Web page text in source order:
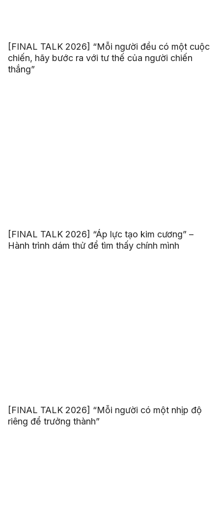
[FINAL TALK 2026] “Mỗi người đều có một cuộc
chiến, hãy bước ra với tư thế của người chiến
thắng”
[FINAL TALK 2026] “Áp lực tạo kim cương” –
Hành trình dám thử để tìm thấy chính mình
[FINAL TALK 2026] “Mỗi người có một nhịp độ
riêng để trưởng thành”